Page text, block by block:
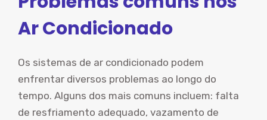
Ar Condicionado
Os sistemas de ar condicionado podem
enfrentar diversos problemas ao longo do
tempo. Alguns dos mais comuns incluem: falta
de resfriamento adequado, vazamento de